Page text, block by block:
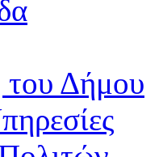
Δήμου